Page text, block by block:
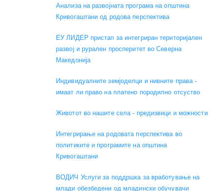
Анализа на развојната програма на општина
Кривогаштани од родова перспектива
ЕУ ЛИДЕР пристап за интегриран територијален
развој и рурален просперитет во Северна
Македонија
Индивидуалните земјоделци и нивните права -
имаат ли право на платено породилно отсуство
Животот во нашите села - предизвици и можности
Интегрирање на родовата перспектива во
политиките и програмите на општина
Кривогаштани
ВОДИЧ Услуги за поддршка за вработување на
млади обезбедени од младински обучувачи